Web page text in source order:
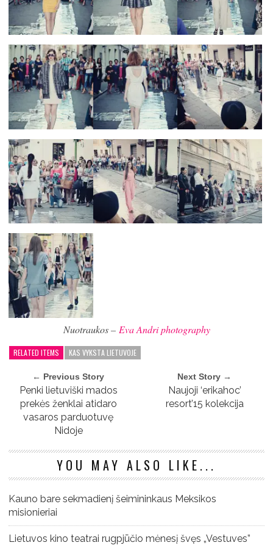
Nuotraukos – Eva Andri photography
RELATED ITEMS KAS VYKSTA LIETUVOJE
← Previous Story
Penki lietuviški mados
prekės ženklai atidaro
vasaros parduotuvę
Nidoje
Next Story →
Naujoji ‘erikahoc’
resort’15 kolekcija
YOU MAY ALSO LIKE...
Kauno bare sekmadienį šeimininkaus Meksikos
misionieriai
Lietuvos kino teatrai rugpjūčio mėnesį švęs „Vestuves”